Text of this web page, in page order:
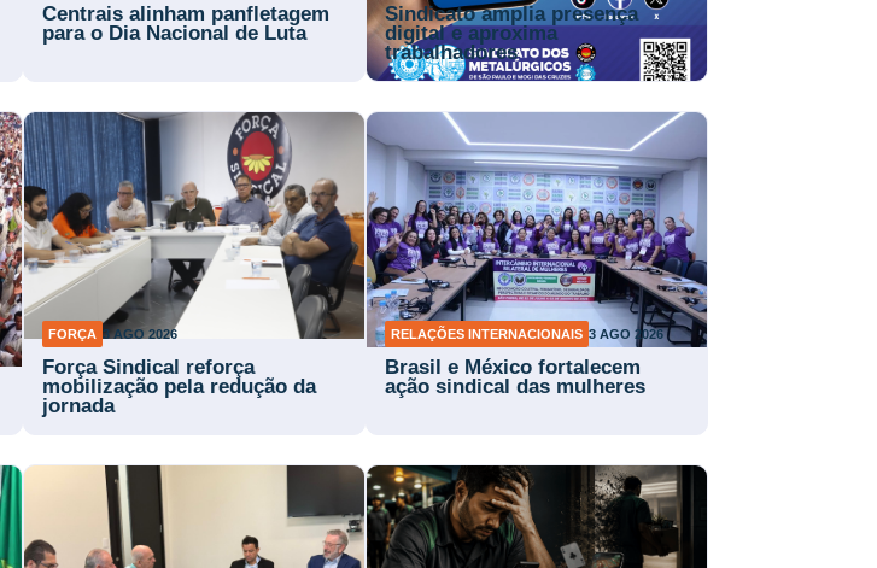
Centrais alinham panfletagem
para o Dia Nacional de Luta
Sindicato amplia presença
digital e aproxima
trabalhadores
FORÇA 3 AGO 2026
Força Sindical reforça
mobilização pela redução da
jornada
RELAÇÕES INTERNACIONAIS 3 AGO 2026
Brasil e México fortalecem
ação sindical das mulheres